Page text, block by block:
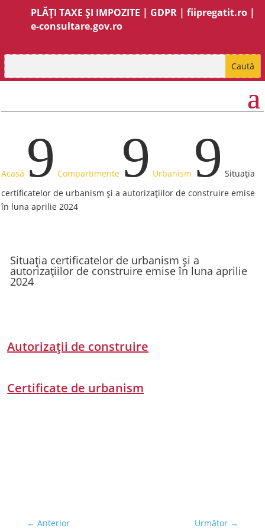
PLĂȚI TAXE ȘI IMPOZITE | GDPR |fiipregatit.ro |
e-consultare.gov.ro
Acasă 9 Compartimente 9 Urbanism 9 Situația
certificatelor de urbanism și a autorizațiilor de construire emise
în luna aprilie 2024
Situația certificatelor de urbanism și a
autorizațiilor de construire emise în luna aprilie
2024
Autorizații de construire
Certificate de urbanism
← Anterior Următor →